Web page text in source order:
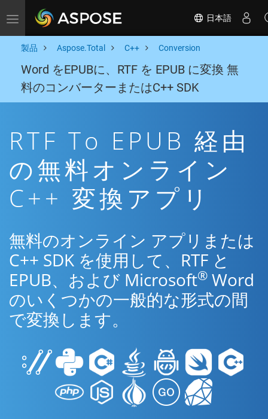
Toggle navigation 日本語
製品 Aspose.Total C++ Conversion
Word をEPUBに、RTF を EPUB に変換 無
料のコンバーターまたはC++ SDK
RTF To EPUB 経由
の無料オンライン
C++ 変換アプリ
無料のオンライン アプリまたは
C++ SDK を使用して、RTF と
EPUB、および Microsoft® Word
のいくつかの一般的な形式の間
で変換します。